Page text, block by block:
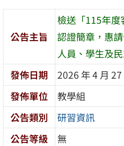
公告主旨
檢送「115年
認證簡章，惠
人員、學生及
發佈日期
2026 年 4 月 27
發佈單位
教學組
公告類別
研習資訊
公告等級
無